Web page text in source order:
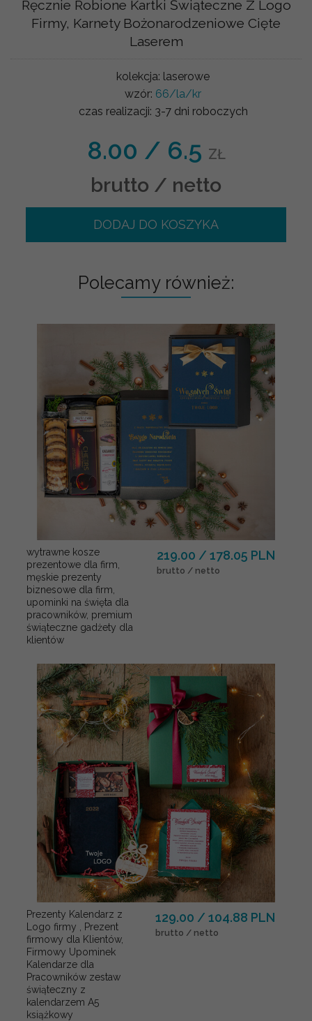
Ręcznie Robione Kartki Świąteczne Z Logo
Firmy, Karnety Bożonarodzeniowe Cięte
Laserem
kolekcja: laserowe
wzór: 66/la/kr
czas realizacji: 3-7 dni roboczych
8.00 / 6.5 ZŁ
brutto / netto
DODAJ DO KOSZYKA
Polecamy również:
wytrawne kosze
prezentowe dla firm,
męskie prezenty
biznesowe dla firm,
upominki na święta dla
pracowników, premium
świąteczne gadżety dla
klientów
219.00 / 178.05 PLN
brutto / netto
Prezenty Kalendarz z
Logo firmy , Prezent
firmowy dla Klientów,
Firmowy Upominek
Kalendarze dla
Pracowników zestaw
świąteczny z
kalendarzem A5
książkowy
129.00 / 104.88 PLN
brutto / netto